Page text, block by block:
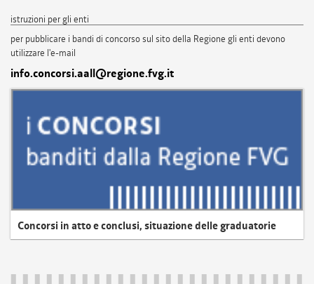
istruzioni per gli enti
per pubblicare i bandi di concorso sul sito della Regione gli enti devono
utilizzare l'e-mail
info.concorsi.aall@regione.fvg.it
Concorsi in atto e conclusi, situazione delle graduatorie